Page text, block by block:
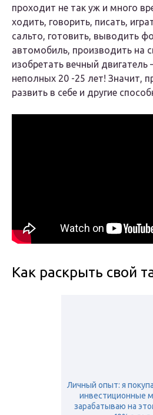
проходит не так уж и много
ходить, говорить, писать,
сальто, готовить, выводить
автомобиль, производить на
изобретать вечный двигатель
неполных 20 -25 лет! Значит,
развить в себе и другие
Как раскрыть свой
Личный опыт: я
инвестиционные
зарабатываю на